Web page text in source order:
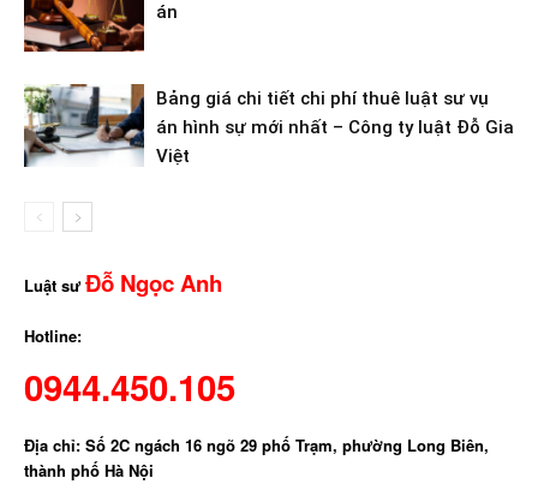
án
Bảng giá chi tiết chi phí thuê luật sư vụ
án hình sự mới nhất – Công ty luật Đỗ Gia
Việt
Luật sưĐỗ Ngọc Anh
Hotline:
0944.450.105
Địa chỉ: Số 2C ngách 16 ngõ 29 phố Trạm, phường Long Biên,
thành phố Hà Nội